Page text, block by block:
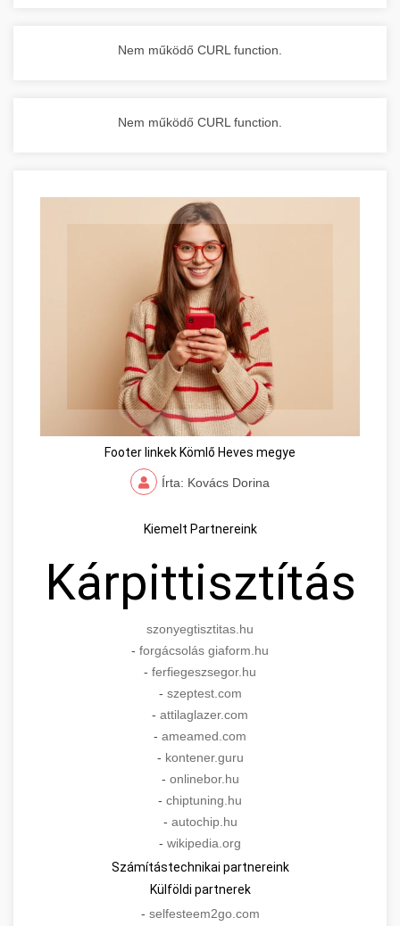
Nem működő CURL function.
Nem működő CURL function.
Footer linkek Kömlő Heves megye
Írta: Kovács Dorina
Kiemelt Partnereink
Kárpittisztítás
szonyegtisztitas.hu
- forgácsolás giaform.hu
- ferfiegeszsegor.hu
- szeptest.com
- attilaglazer.com
- ameamed.com
- kontener.guru
- onlinebor.hu
- chiptuning.hu
- autochip.hu
- wikipedia.org
Számítástechnikai partnereink
Külföldi partnerek
- selfesteem2go.com